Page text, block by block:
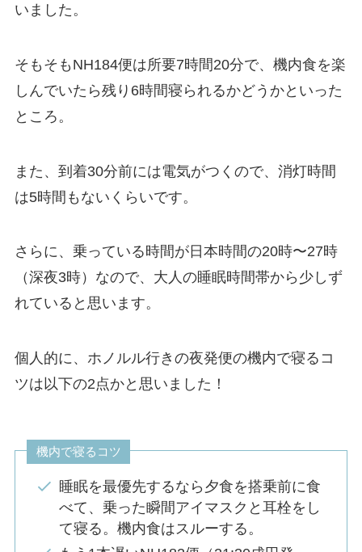
いました。
そもそもNH184便は所要7時間20分で、機内食を楽
しんでいたら残り6時間寝られるかどうかといった
ところ。
また、到着30分前には電気がつくので、消灯時間
は5時間もないくらいです。
さらに、乗っている時間が日本時間の20時〜27時
（深夜3時）なので、大人の睡眠時間帯から少しず
れていると思います。
個人的に、ホノルル行きの夜発便の機内で寝るコ
ツは以下の2点かと思いました！
機内で寝るコツ
睡眠を最優先するなら夕食を搭乗前に食
べて、乗った瞬間アイマスクと耳栓をし
て寝る。機内食はスルーする。